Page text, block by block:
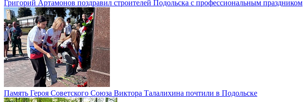
Григорий Артамонов поздравил строителей Подольска с профессиональным праздником
Память Героя Советского Союза Виктора Талалихина почтили в Подольске